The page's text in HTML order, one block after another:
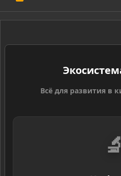
S
Всё для развития в
🔬